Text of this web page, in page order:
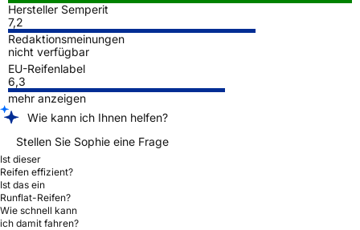
Hersteller Semperit
7,2
Redaktionsmeinungen
nicht verfügbar
EU-Reifenlabel
6,3
mehr anzeigen
Wie kann ich Ihnen helfen?
Stellen Sie Sophie eine Frage
Ist dieser
Reifen effizient?
Ist das ein
Runflat-Reifen?
Wie schnell kann
ich damit fahren?